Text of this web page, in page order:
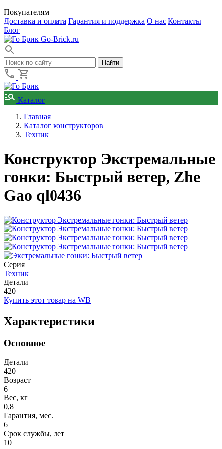
Покупателям
Доставка и оплата Гарантия и поддержка О нас Контакты
Блог
Go-Brick.ru
Каталог
Главная
Каталог конструкторов
Техник
Конструктор Экстремальные
гонки: Быстрый ветер, Zhe
Gao ql0436
Серия
Техник
Детали
420
Купить этот товар на WB
Характеристики
Основное
Детали
420
Возраст
6
Вес, кг
0,8
Гарантия, мес.
6
Срок службы, лет
10